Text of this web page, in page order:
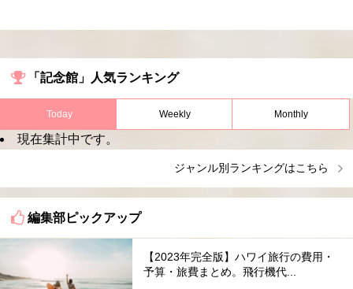
「記念館」人気ランキング
Today Weekly Monthly
現在集計中です。
ジャンル別ランキングはこちら
編集部ピックアップ
【2023年完全版】ハワイ旅行の費用・
予算・旅費まとめ。飛行機代...